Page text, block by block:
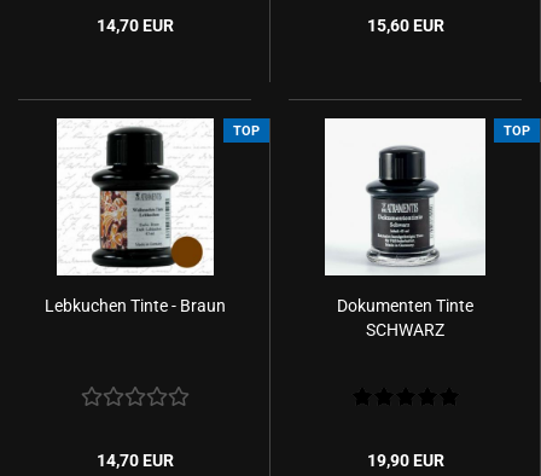
14,70 EUR 15,60 EUR
TOP
Lebkuchen Tinte - Braun
14,70 EUR
TOP
Dokumenten Tinte
SCHWARZ
19,90 EUR